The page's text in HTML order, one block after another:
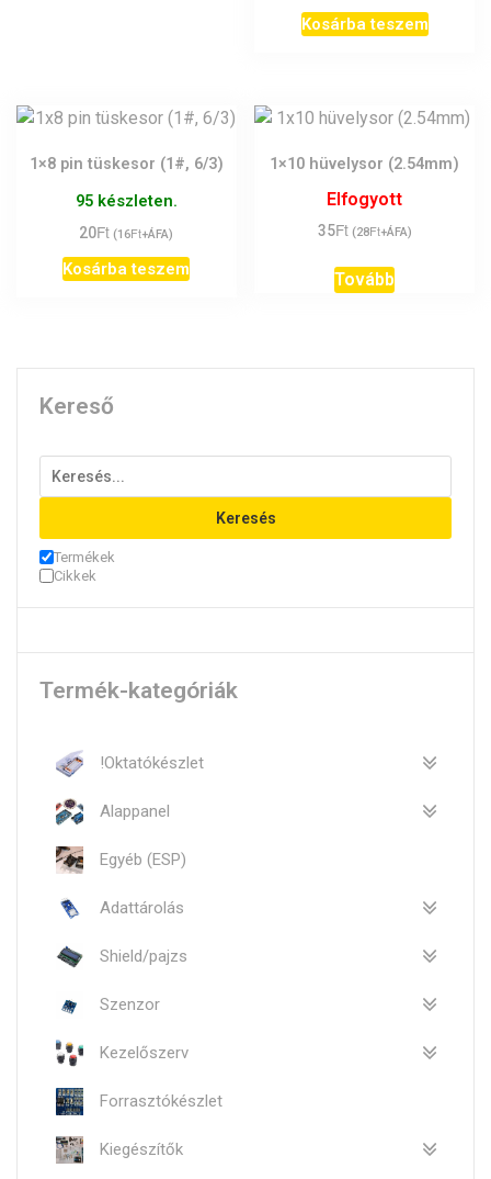
Kosárba teszem
1×8 pin tüskesor (1#, 6/3)
95 készleten.
20Ft (16Ft+ÁFA)
Kosárba teszem
1×10 hüvelysor (2.54mm)
Elfogyott
35Ft (28Ft+ÁFA)
Tovább
Kereső
Keresés
Termékek
Cikkek
Termék-kategóriák
!Oktatókészlet
Alappanel
Egyéb (ESP)
Adattárolás
Shield/pajzs
Szenzor
Kezelőszerv
Forrasztókészlet
Kiegészítők